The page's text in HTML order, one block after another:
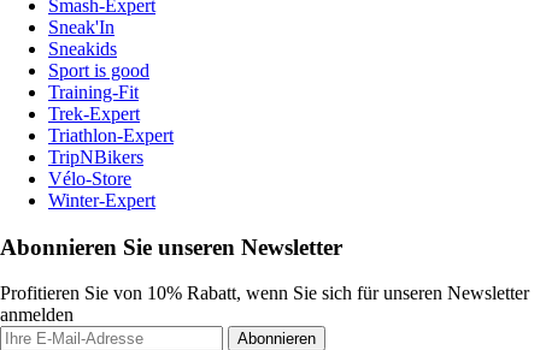
Smash-Expert
Sneak'In
Sneakids
Sport is good
Training-Fit
Trek-Expert
Triathlon-Expert
TripNBikers
Vélo-Store
Winter-Expert
Abonnieren Sie unseren Newsletter
Profitieren Sie von 10% Rabatt, wenn Sie sich für unseren Newsletter
anmelden
Abonnieren